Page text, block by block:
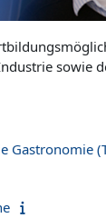
sowie
Gastronomie